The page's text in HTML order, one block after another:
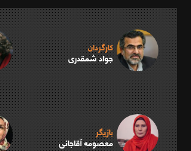
کارگردان
جواد شمقدری
بازیگر
معصومه آقاجانی